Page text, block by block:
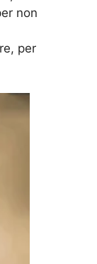
non
per